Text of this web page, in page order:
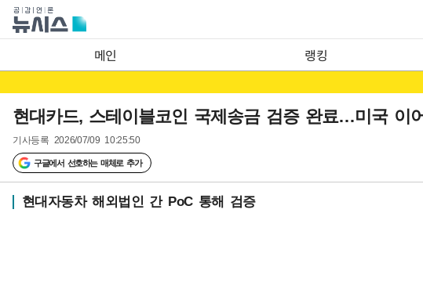
메인 랭킹
현대카드, 스테이블코인 국제송금 검증 완료…미국 이
기사등록 2026/07/09 10:25:50
구글에서 선호하는 매체로 추가
현대자동차 해외법인 간 PoC 통해 검증